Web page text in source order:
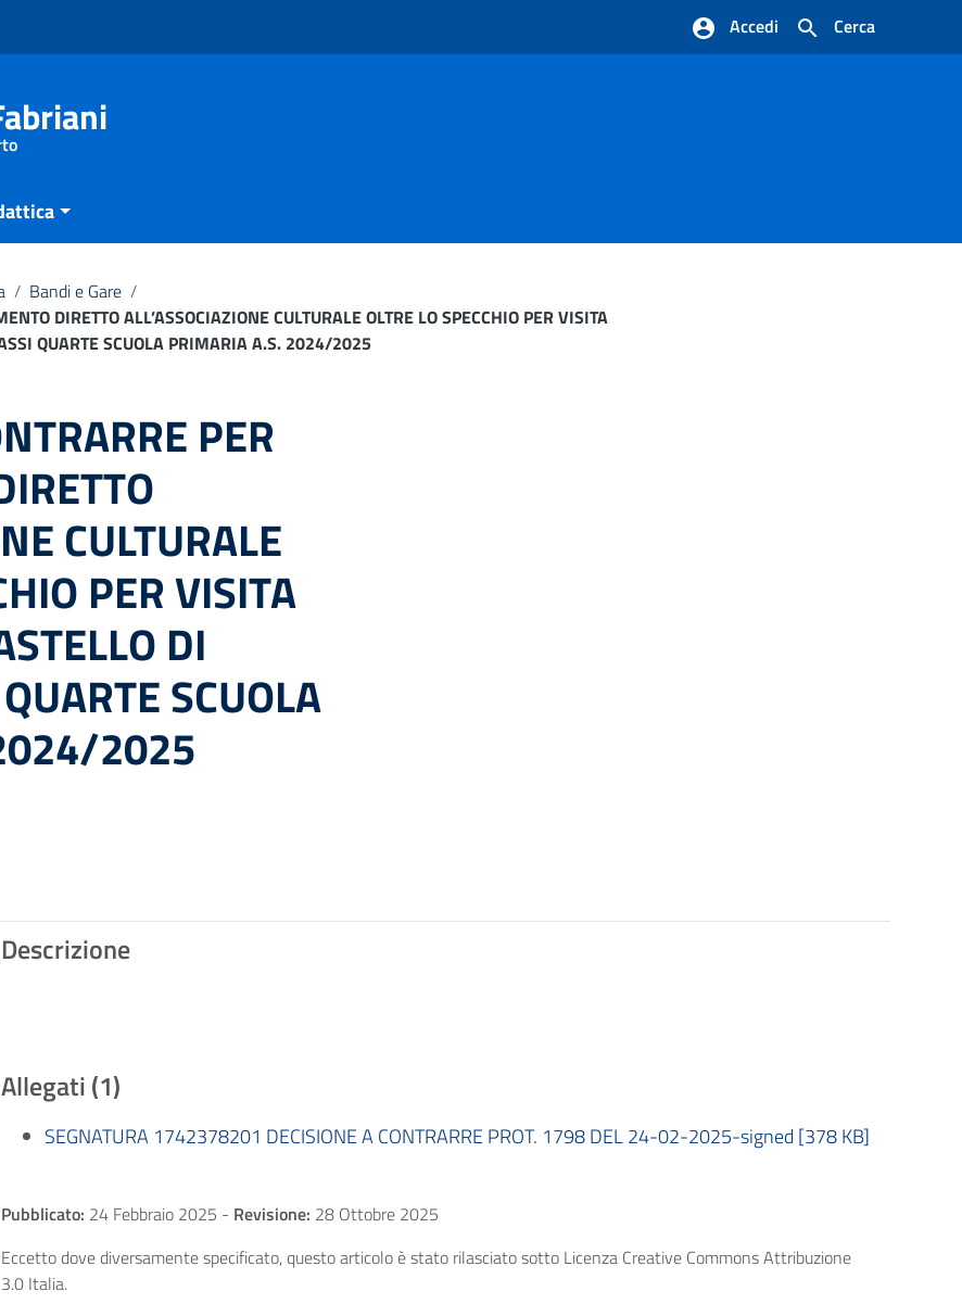
Cerca
Accedi
/ Bandi e Gare /
DIRETTO ALL’ASSOCIAZIONE CULTURALE OLTRE LO SPECCHIO PER VISITA
QUARTE SCUOLA PRIMARIA A.S. 2024/2025
PER
CULTURALE
PER VISITA
DI
SCUOLA
2025
Descrizione
Allegati (1)
SEGNATURA 1742378201 DECISIONE A CONTRARRE PROT. 1798 DEL 24-02-2025-signed [378 KB]
Pubblicato: 24 Febbraio 2025 - Revisione: 28 Ottobre 2025
Eccetto dove diversamente specificato, questo articolo è stato rilasciato sotto Licenza Creative Commons Attribuzione
3.0 Italia.